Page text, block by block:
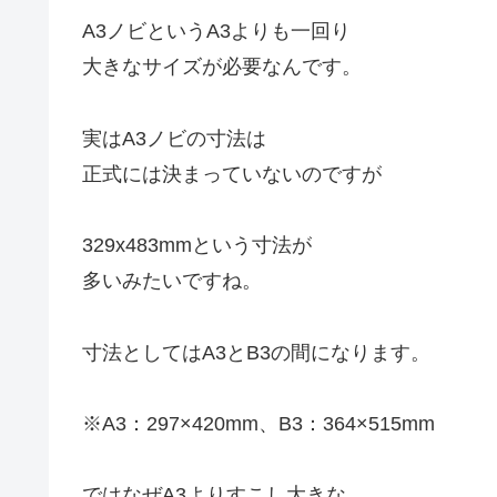
A3ノビというA3よりも一回り
大きなサイズが必要なんです。
実はA3ノビの寸法は
正式には決まっていないのですが
329x483mmという寸法が
多いみたいですね。
寸法としてはA3とB3の間になります。
※A3：297×420mm、B3：364×515mm